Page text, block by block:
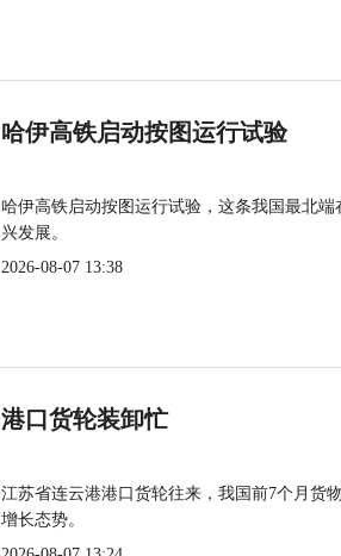
哈伊高铁启动按图运行试验
哈伊高铁启动按图运行试验，这条我国最北
兴发展。
2026-08-07 13:38
港口货轮装卸忙
江苏省连云港港口货轮往来，我国前7个月货
增长态势。